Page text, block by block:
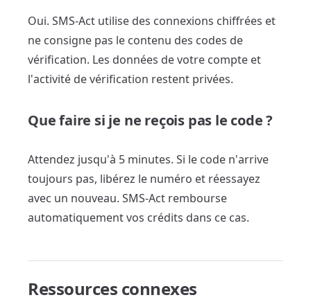
Oui. SMS-Act utilise des connexions chiffrées et
ne consigne pas le contenu des codes de
vérification. Les données de votre compte et
l'activité de vérification restent privées.
Que faire si je ne reçois pas le code ?
Attendez jusqu'à 5 minutes. Si le code n'arrive
toujours pas, libérez le numéro et réessayez
avec un nouveau. SMS-Act rembourse
automatiquement vos crédits dans ce cas.
Ressources connexes